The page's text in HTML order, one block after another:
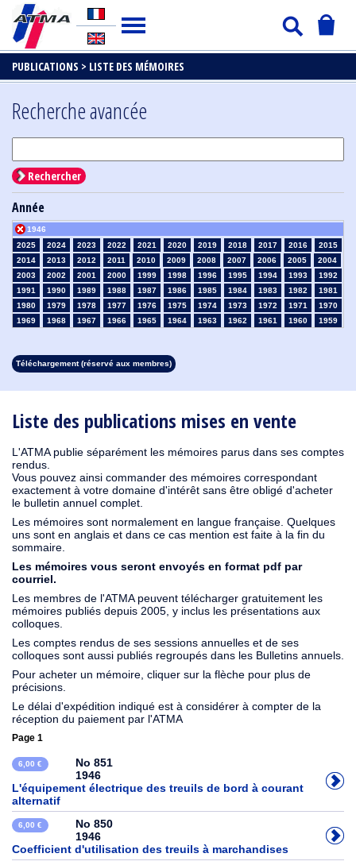
PUBLICATIONS > LISTE DES MÉMOIRES
Liste des publications mises en vente
L'ATMA publie séparément les mémoires parus dans ses comptes
rendus.
Vous pouvez ainsi commander des mémoires correspondant
exactement à votre domaine d'intérêt sans être obligé d'acheter
le bulletin annuel complet.
Les mémoires sont normalement en langue française. Quelques
uns sont en anglais et dans ce cas mention est faite à la fin du
sommaire.
Les mémoires vous seront envoyés en format pdf par
courriel.
Les membres de l'ATMA peuvent télécharger gratuitement les
mémoires publiés depuis 2005, y inclus les présentations aux
colloques.
Les comptes rendus de ses sessions annuelles et de ses
colloques sont aussi publiés regroupés dans les Bulletins annuels.
Pour acheter un mémoire, cliquer sur la flèche pour plus de
précisions.
Le délai d'expédition indiqué est à considérer à compter de la
réception du paiement par l'ATMA
Page 1
6,00 €
No 851
1946
L'équipement électrique des treuils de bord à courant
alternatif
6,00 €
No 850
1946
Coefficient d'utilisation des treuils à marchandises
Recherche avancée
Rechercher
Année
2025 2024 2023 2022 2021 2020 2019 2018 2017 2016
2015
2014
2013 2012 2011 2010 2009 2008 2007 2006 2005
2004
2003
2002 2001 2000 1999 1998 1996 1995 1994 1993
1992
1991
1990 1989 1988 1987 1986 1985 1984 1983 1982
1981
1980
1979 1978 1977 1976 1975 1974 1973 1972 1971
1970
1969
1968 1967 1966 1965 1964 1963 1962 1961 1960
1959
1946
1930
1929 1928 1927 1926 1925
Téléchargement (réservé aux membres)